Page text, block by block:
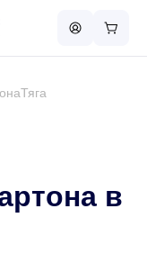
Тяга
в